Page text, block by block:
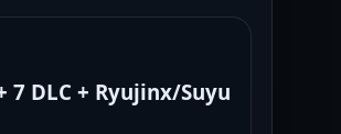
7 DLC + Ryujinx/Suyu